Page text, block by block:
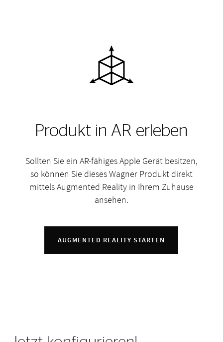
Produkt in AR erleben
Sollten Sie ein AR-fähiges Apple Gerät besitzen,
so können Sie dieses Wagner Produkt direkt
mittels Augmented Reality in Ihrem Zuhause
ansehen.
AUGMENTED REALITY STARTEN